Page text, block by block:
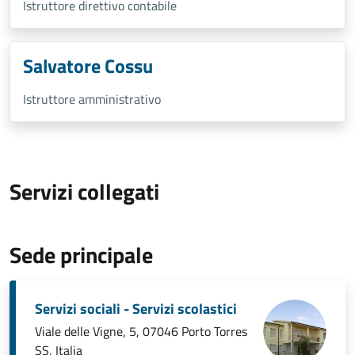
Istruttore direttivo contabile
Salvatore Cossu
Istruttore amministrativo
Servizi collegati
Sede principale
Servizi sociali - Servizi scolastici
Viale delle Vigne, 5, 07046 Porto Torres
SS, Italia